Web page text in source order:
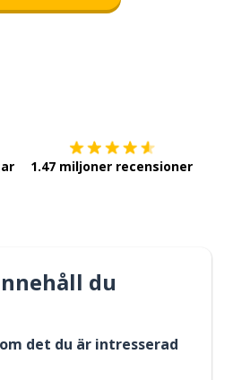
1.47 miljoner recensioner
du
det du är intresserad